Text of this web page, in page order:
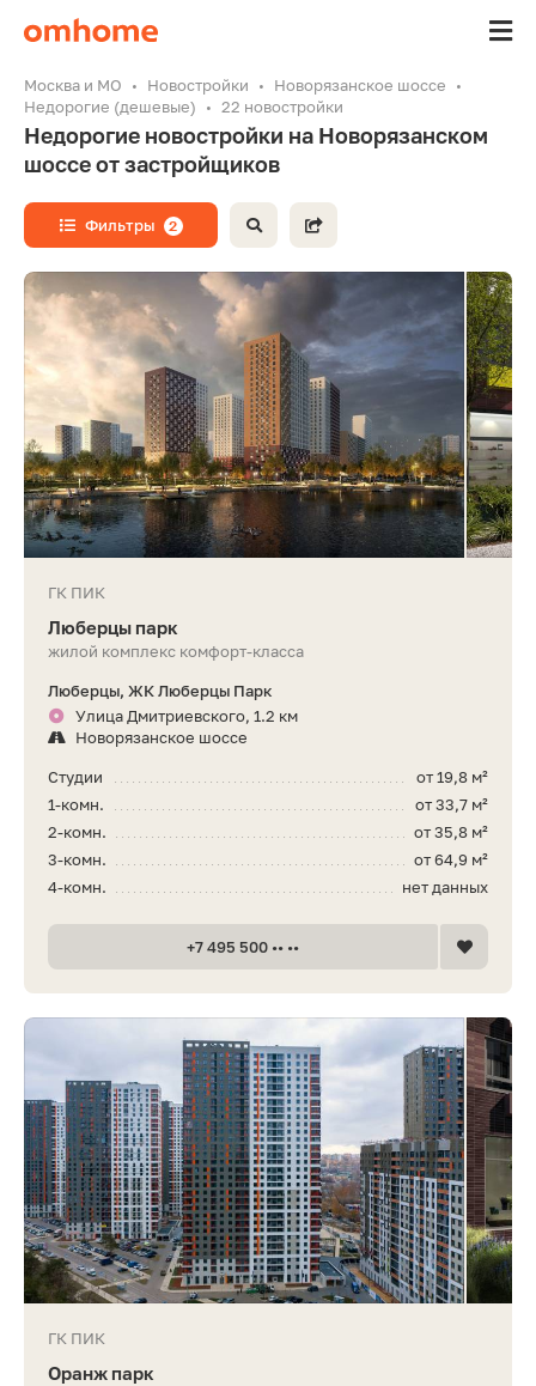
Москва и МО Новостройки
Новорязанское шоссе
Недорогие (дешевые)
22 новостройки
Недорогие новостройки на Новорязанском
шоссе от застройщиков
Фильтры 2
ГК ПИК
Люберцы парк
жилой комплекс комфорт-класса
Люберцы, ЖК Люберцы Парк
Улица Дмитриевского, 1.2 км
Новорязанское шоссе
от 19,8 м²
Студии
от 33,7 м²
1-комн.
от 35,8 м²
2-комн.
от 64,9 м²
3-комн.
нет данных
4-комн.
+7 495 500 •• ••
ГК ПИК
Оранж парк